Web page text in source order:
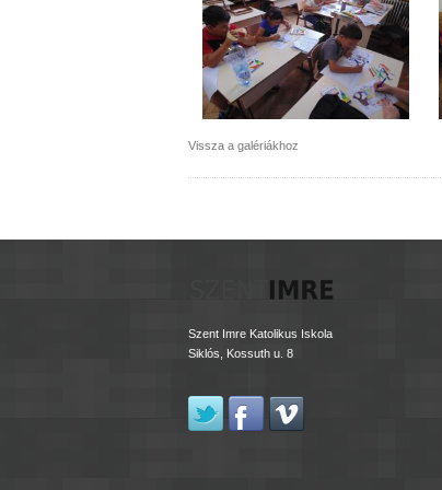
Vissza a galériákhoz
Szent Imre Katolikus Iskola
Siklós, Kossuth u. 8